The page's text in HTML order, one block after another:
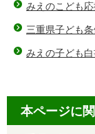
みえのこども
三重県子ども条
みえの子ども
本ページに